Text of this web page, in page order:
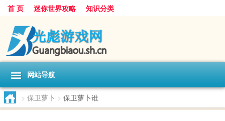
首 页 迷你世界攻略 知识分类
网站导航
> 保卫萝卜 > 保卫萝卜谁